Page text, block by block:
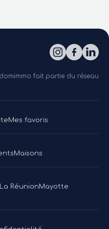
fait partie du réseau
Mes favoris
Maisons
La RéunionMayotte